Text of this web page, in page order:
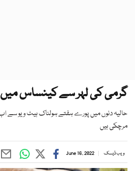
گرمی کی لہر سے کینساس میں
مرچکی ہیں
ویب ڈیسک June 16, 2022